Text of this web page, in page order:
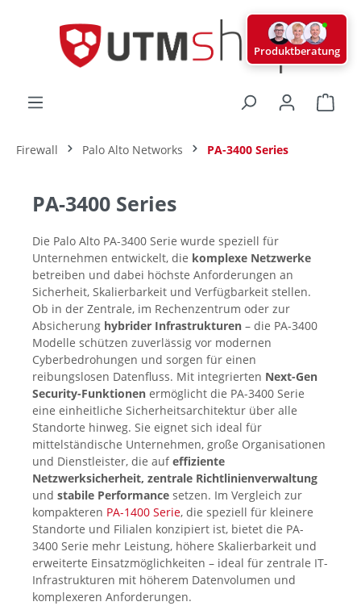
Firewall Palo Alto Networks PA-3400 Series
PA-3400 Series
Die Palo Alto PA-3400 Serie wurde speziell für
Unternehmen entwickelt, die komplexe Netzwerke
betreiben und dabei höchste Anforderungen an
Sicherheit, Skalierbarkeit und Verfügbarkeit stellen.
Ob in der Zentrale, im Rechenzentrum oder zur
Absicherung hybrider Infrastrukturen – die PA-3400
Modelle schützen zuverlässig vor modernen
Cyberbedrohungen und sorgen für einen
reibungslosen Datenfluss. Mit integrierten Next-Gen
Security-Funktionen ermöglicht die PA-3400 Serie
eine einheitliche Sicherheitsarchitektur über alle
Standorte hinweg. Sie eignet sich ideal für
mittelständische Unternehmen, große Organisationen
und Dienstleister, die aufeffiziente
Netzwerksicherheit, zentrale Richtlinienverwaltung
und stabile Performance setzen. Im Vergleich zur
kompakteren PA-1400 Serie, die speziell für kleinere
Standorte und Filialen konzipiert ist, bietet die PA-
3400 Serie mehr Leistung, höhere Skalierbarkeit und
erweiterte Einsatzmöglichkeiten – ideal für zentrale IT-
Infrastrukturen mit höherem Datenvolumen und
komplexeren Anforderungen.
Produktberatung